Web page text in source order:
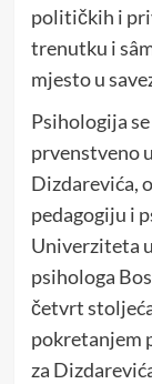
političkih i
trenutku i
mjesto u
Psihologija
prvenstveno
Dizdarevića,
pedagogiju i
Univerziteta
psihologa
četvrt
pokretanjem
za